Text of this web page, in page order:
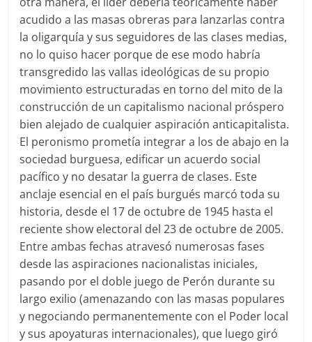
acudido a las masas obreras para lanzarlas contra
la oligarquía y sus seguidores de las clases medias,
no lo quiso hacer porque de ese modo habría
transgredido las vallas ideológicas de su propio
movimiento estructuradas en torno del mito de la
construcción de un capitalismo nacional próspero
bien alejado de cualquier aspiración anticapitalista.
El peronismo prometía integrar a los de abajo en la
sociedad burguesa, edificar un acuerdo social
pacífico y no desatar la guerra de clases. Este
anclaje esencial en el país burgués marcó toda su
historia, desde el 17 de octubre de 1945 hasta el
reciente show electoral del 23 de octubre de 2005.
Entre ambas fechas atravesó numerosas fases
desde las aspiraciones nacionalistas iniciales,
pasando por el doble juego de Perón durante su
largo exilio (amenazando con las masas populares
y negociando permanentemente con el Poder local
y sus apoyaturas internacionales), que luego giró